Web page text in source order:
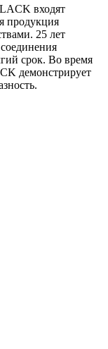
входят
продукция
25 лет
срок. Во время
демонстрирует